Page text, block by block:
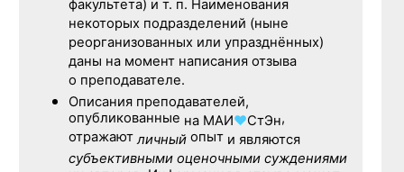
факультета) и т. п. Наименования
некоторых подразделений (ныне
реорганизованных или упразднённых)
даны на момент написания отзыва
о преподавателе.
Описания преподавателей,
опубликованные на МАИ♥СтЭн,
отражаютличный опыт и являются
субъективными оценочными суждениями